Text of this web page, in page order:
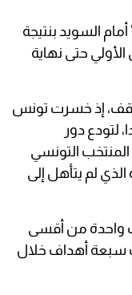
السويد بنتيجة
الأولي حتى نهاية
إذ خسرت تونس
لتودع دور
دور الـ32. وأصبح المنتخب التونسي
الذي لم يتأهل إلى
واحدة من أقسى
سبعة أهداف خلال